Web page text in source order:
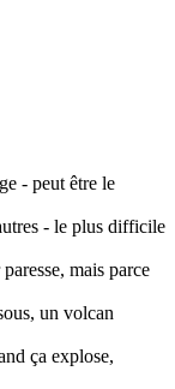
- peut être le
- le plus difficile
mais parce
un volcan
ça explose,